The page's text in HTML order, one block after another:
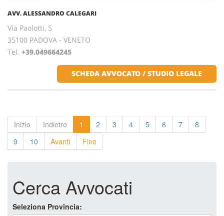
AVV. ALESSANDRO CALEGARI
Via Paolotti, 5
35100 PADOVA - VENETO
Tel. +39.049664245
SCHEDA AVVOCATO / STUDIO LEGALE
Inizio Indietro 1 2 3 4 5 6 7
8
9
10 Avanti Fine
Cerca Avvocati
Seleziona Provincia: